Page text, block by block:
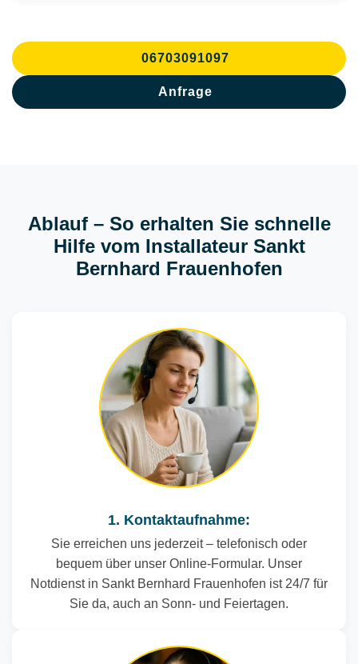
06703091097
Anfrage
Ablauf – So erhalten Sie schnelle
Hilfe vom Installateur Sankt
Bernhard Frauenhofen
1. Kontaktaufnahme:
Sie erreichen uns jederzeit – telefonisch oder
bequem über unser Online-Formular. Unser
Notdienst in Sankt Bernhard Frauenhofen ist 24/7 für
Sie da, auch an Sonn- und Feiertagen.